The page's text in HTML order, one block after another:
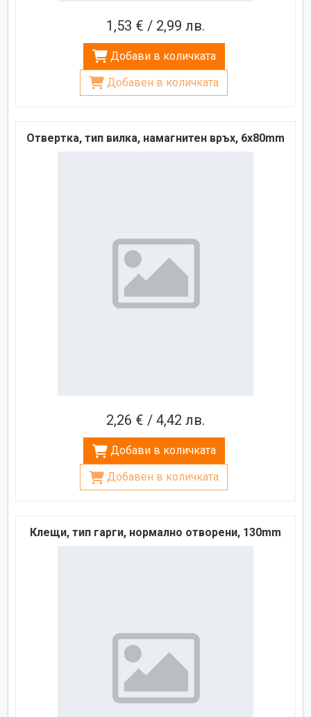
1,53 € / 2,99 лв.
Добави в количката
Добавен в количката
Отвертка, тип вилка, намагнитен връх, 6x80mm
2,26 € / 4,42 лв.
Добави в количката
Добавен в количката
Клещи, тип гарги, нормално отворени, 130mm